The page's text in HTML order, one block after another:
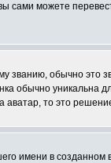
сами можете
званию, обычно
обычно уникальна
то это
имени в